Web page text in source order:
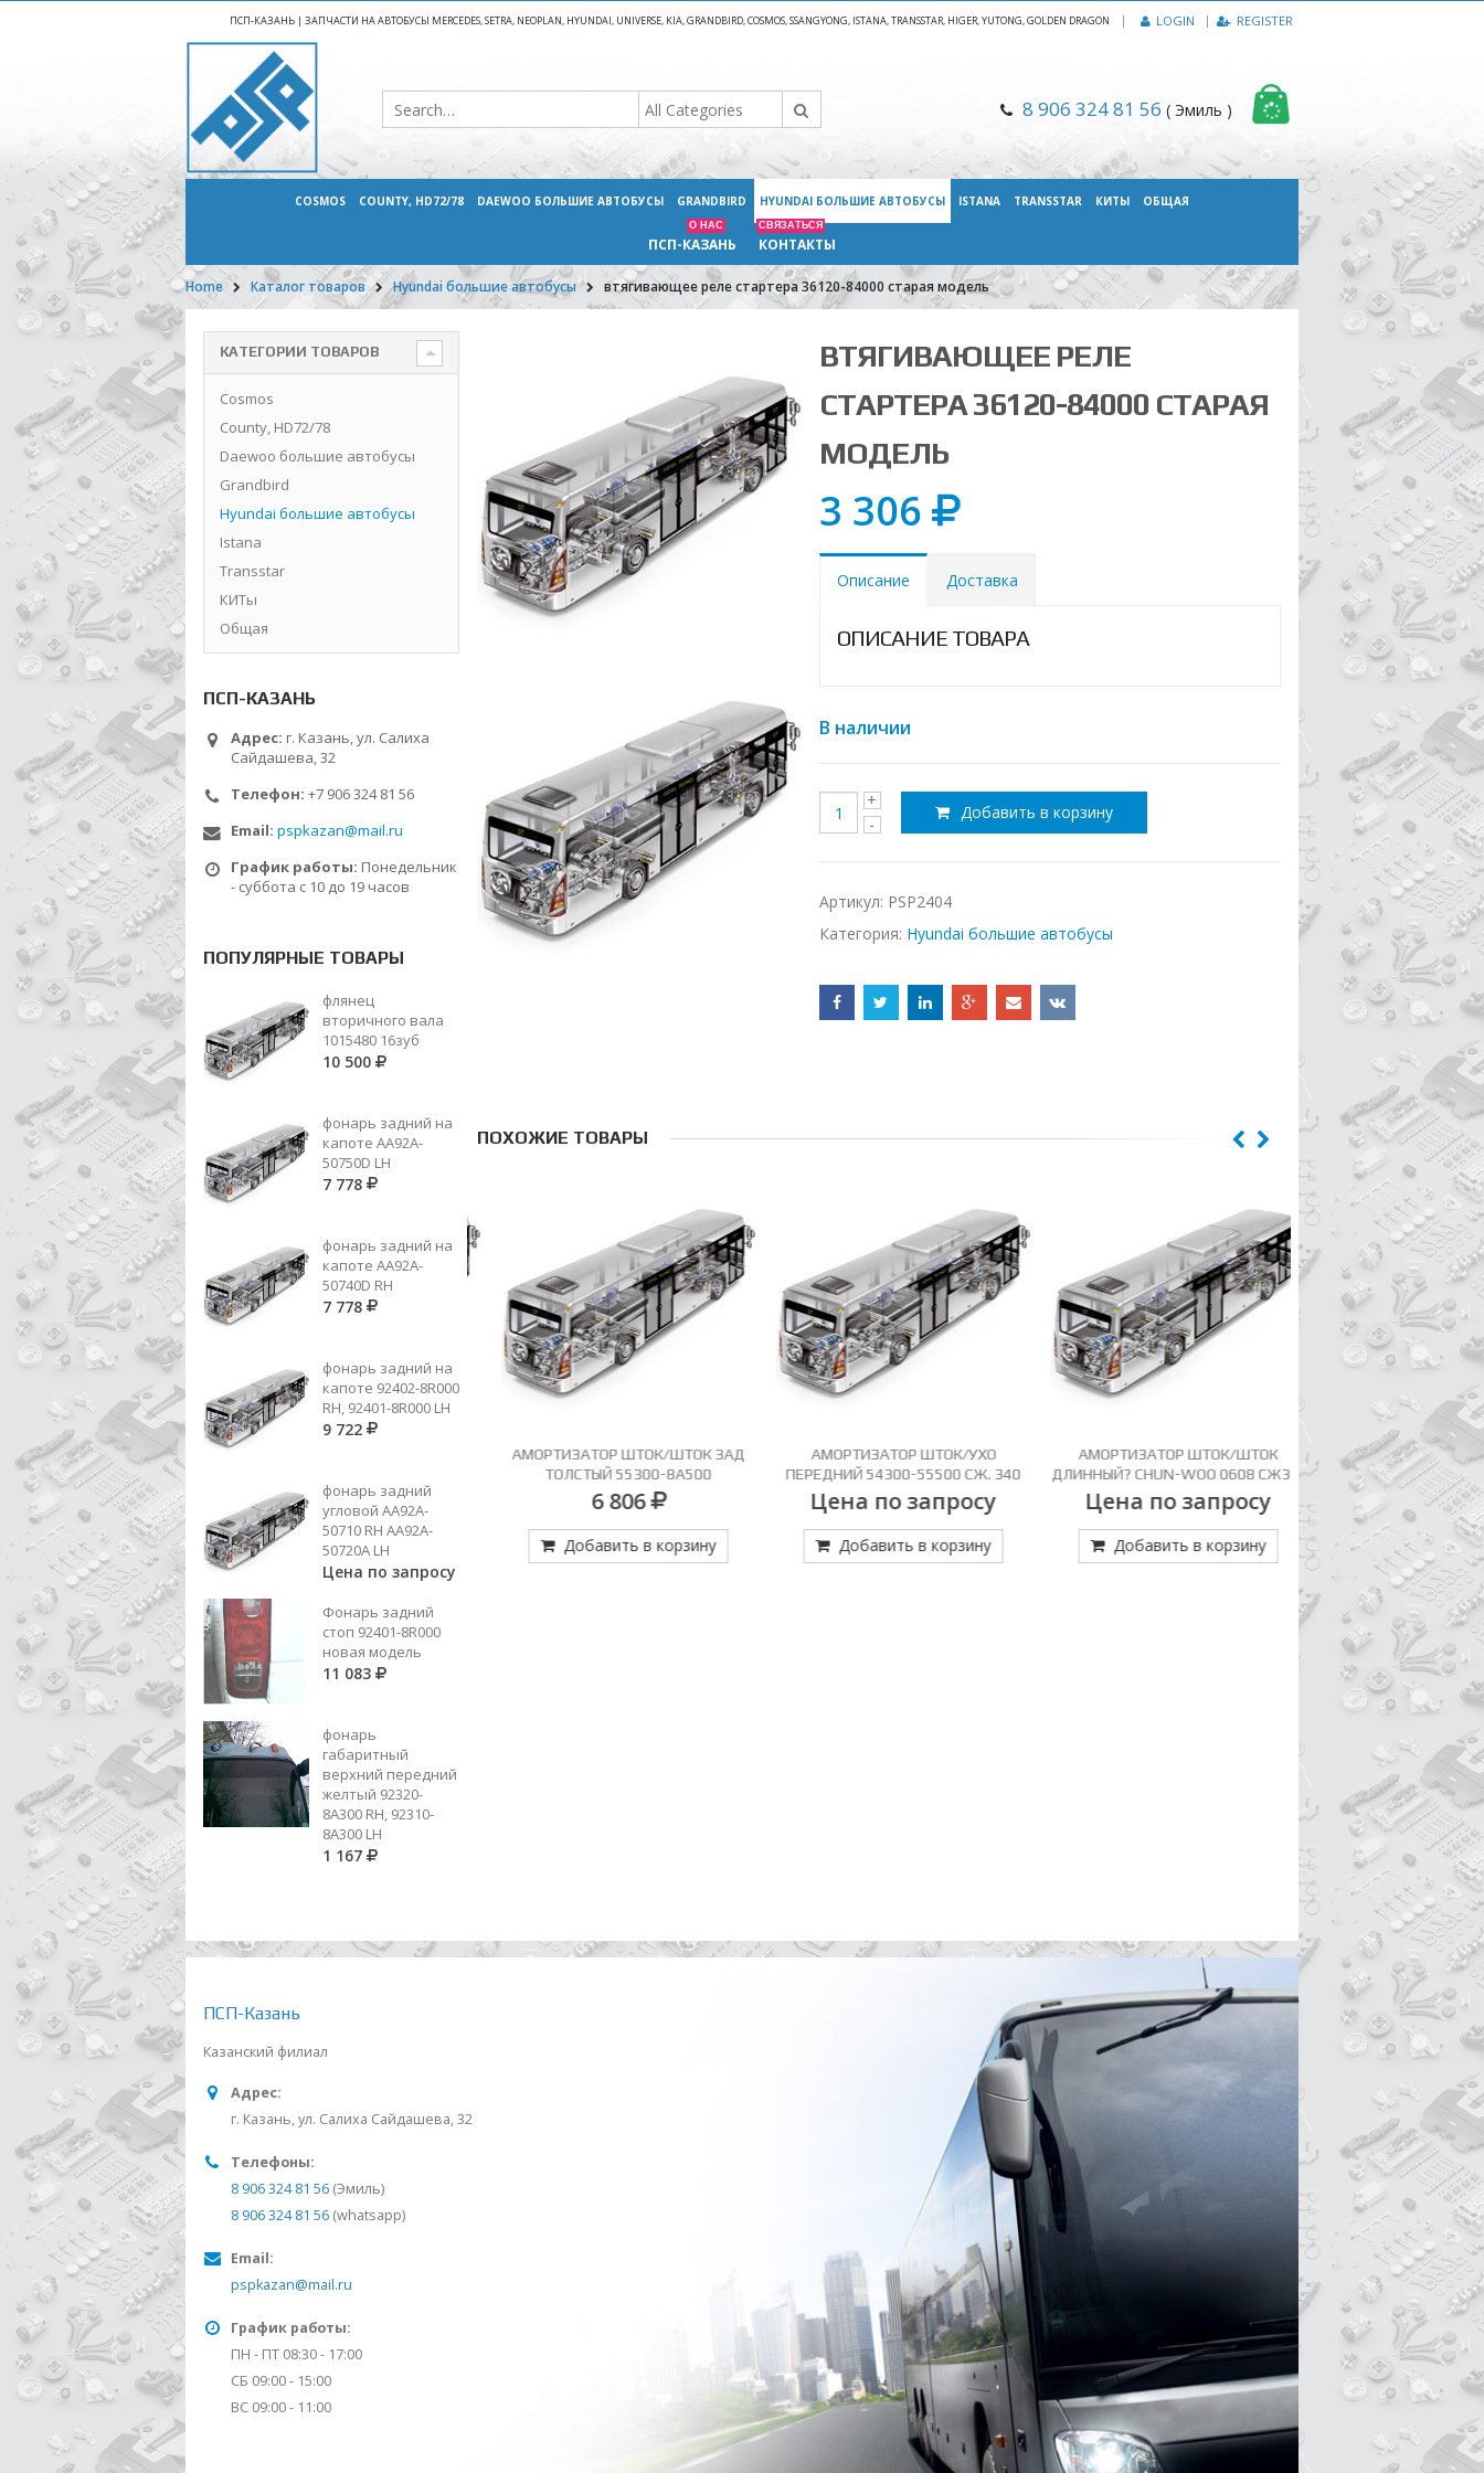
ПСП-КАЗАНЬ | ЗАПЧАСТИ НА АВТОБУСЫ MERCEDES, SETRA, NEOPLAN, HYUNDAI, UNIVERSE, KIA, GRANDBIRD, COSMOS, SSANGYONG, ISTANA, TRANSSTAR, HIGER, YUTONG, GOLDEN DRAGON | LOGIN REGISTER
8 906 324 81 56 ( Эмиль )
COSMOS COUNTY, HD72/78 DAEWOO БОЛЬШИЕ АВТОБУСЫ GRANDBIRD HYUNDAI БОЛЬШИЕ АВТОБУСЫ ISTANA TRANSSTAR КИТЫ ОБЩАЯ
ПСП-КАЗАНЬ
О НАС
КОНТАКТЫ
СВЯЗАТЬСЯ
Home Каталог товаров Hyundai большие автобусы втягивающее реле стартера 36120-84000 старая модель
ВТЯГИВАЮЩЕЕ РЕЛЕ
СТАРТЕРА 36120-84000 СТАРАЯ
МОДЕЛЬ
3 306
Описание Доставка
ОПИСАНИЕ ТОВАРА
В наличии
Добавить в корзину
Артикул: PSP2404
Категория: Hyundai большие автобусы
ПОХОЖИЕ ТОВАРЫ
АМОРТИЗАТОР УХО/УХО ЗАД
7 583
Добавить в корзину
АМОРТИЗАТОР ШТОК/ШТОК ЗАД
ТОЛСТЫЙ 55300-8A500
6 806
Добавить в корзину
АМОРТИЗАТОР ШТОК/УХО
ПЕРЕДНИЙ 54300-55500 СЖ. 340
РАЗЖ.580
Цена по запросу
Добавить в корзину
АМОРТИЗАТОР ШТОК/ШТОК
ДЛИННЫЙ? CHUN-WOO 0608 СЖ36/
РАЗЖ60,5
Цена по запросу
Добавить в корзину
АМОРТИЗАТОР
ЗАДНИЙ 55300-
55052=55300-55051,
РАЗЖ.590
7 583
Добавить в
КАТЕГОРИИ ТОВАРОВ
Cosmos
County, HD72/78
Daewoo большие автобусы
Grandbird
Hyundai большие автобусы
Istana
Transstar
КИТы
Общая
ПСП-КАЗАНЬ
Адрес: г. Казань, ул. Салиха
Сайдашева, 32
Телефон: +7 906 324 81 56
Email: pspkazan@mail.ru
График работы: Понедельник
- суббота с 10 до 19 часов
ПОПУЛЯРНЫЕ ТОВАРЫ
флянец
вторичного вала
1015480 16зуб
10 500
фонарь задний на
капоте AA92A-
50750D LH
7 778
фонарь задний на
капоте AA92A-
50740D RH
7 778
фонарь задний на
капоте 92402-8R000
RH, 92401-8R000 LH
9 722
фонарь задний
угловой AA92A-
50710 RH AA92A-
50720A LH
Цена по запросу
Фонарь задний
стоп 92401-8R000
новая модель
11 083
фонарь
габаритный
верхний передний
желтый 92320-
8A300 RH, 92310-
8А300 LH
1 167
ПСП-Казань
Казанский филиал
Адрес:
г. Казань, ул. Салиха Сайдашева, 32
Телефоны:
8 906 324 81 56 (Эмиль)
8 906 324 81 56 (whatsapp)
Email:
pspkazan@mail.ru
График работы:
ПН - ПТ 08:30 - 17:00
СБ 09:00 - 15:00
ВС 09:00 - 11:00